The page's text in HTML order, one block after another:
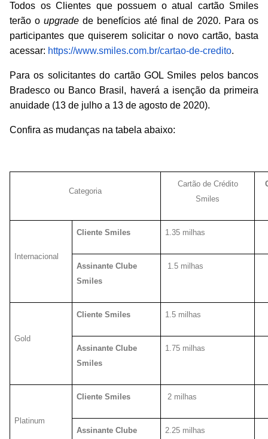
Todos os Clientes que possuem o atual cartão Smiles
terão o upgrade de benefícios até final de 2020. Para os
participantes que quiserem solicitar o novo cartão, basta
acessar: https://www.smiles.com.br/cartao-de-credito.
Para os solicitantes do cartão GOL Smiles pelos bancos
Bradesco ou Banco Brasil, haverá a isenção da primeira
anuidade (13 de julho a 13 de agosto de 2020).
Confira as mudanças na tabela abaixo:
Categoria
Cartão de Crédito
Smiles
Internacional
Cliente Smiles 1.35 milhas
Assinante Clube
Smiles
1.5 milhas
Gold
Cliente Smiles 1.5 milhas
Assinante Clube
Smiles
1.75 milhas
Platinum
Cliente Smiles 2 milhas
Assinante Clube
2.25 milhas